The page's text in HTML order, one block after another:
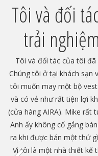
Tôi và đối
trải
Tôi và đối tác của tôi
Chúng tôi ở tại khách sạn
tôi muốn may một bộ
và có vẻ như rất tiện lợi
(cửa hàng AIRA). Mike rất
Anh ấy không cố gắng
ra khi được bán một thứ
Vì tôi là một nhà thiết kế